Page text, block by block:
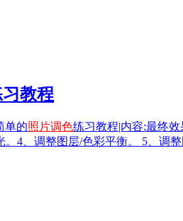
教程
单的照片调色练习教程|内容:最终
4、调整图层/色彩平衡。 5、调